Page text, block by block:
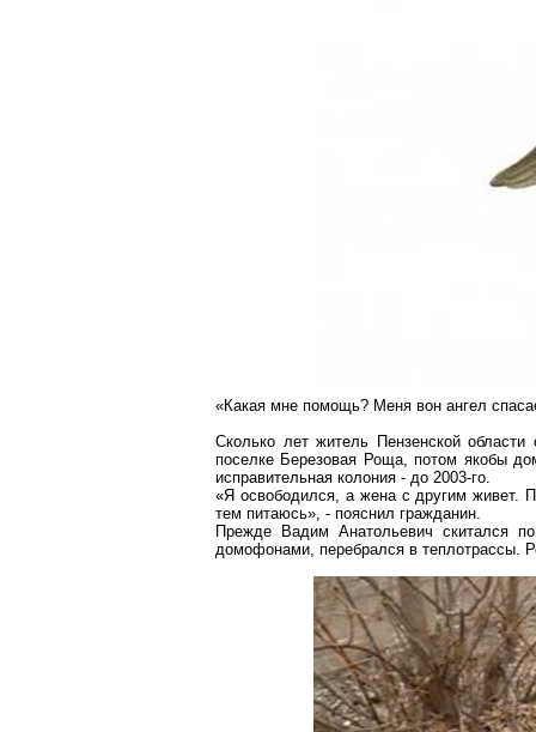
«Какая мне помощь? Меня вон ангел
Сколько лет житель Пензенской
поселке Березовая Роща, потом якобы
исправительная колония - до 2003-го.
«Я освободился, а жена с другим живет.
тем питаюсь», - пояснил гражданин.
Прежде Вадим Анатольевич скитался
домофонами, перебрался в теплотрассы.